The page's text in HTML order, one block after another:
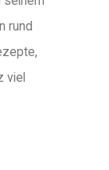
rund
viel